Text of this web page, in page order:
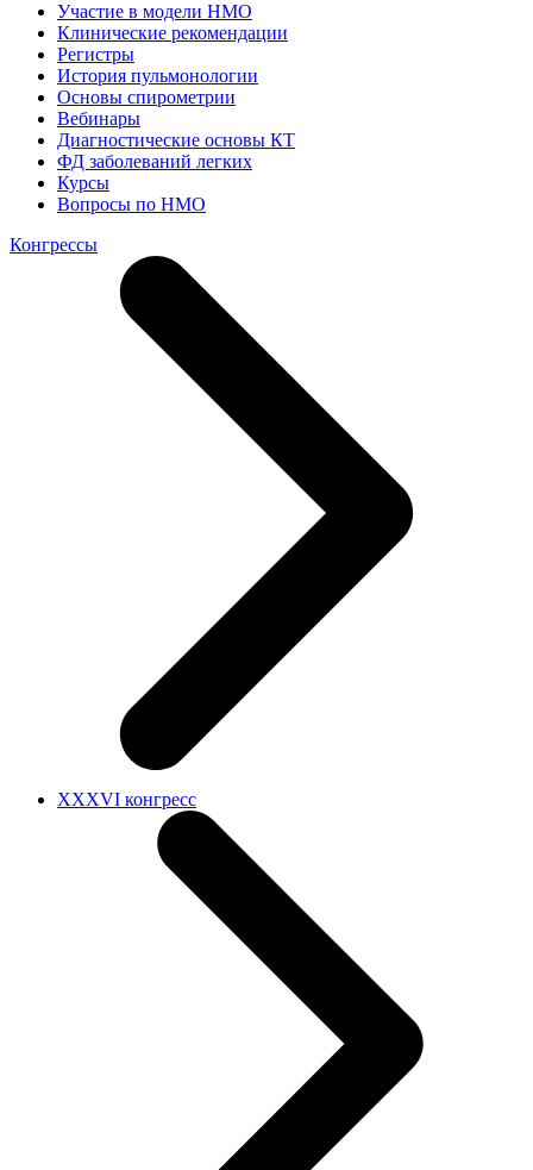
Участие в модели НМО
Клинические рекомендации
Регистры
История пульмонологии
Основы спирометрии
Вебинары
Диагностические основы КТ
ФД заболеваний легких
Курсы
Вопросы по НМО
Конгрессы
XXXVI конгресс